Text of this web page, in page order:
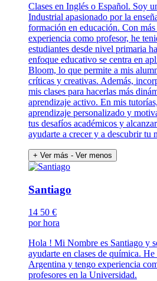
Clases en Inglés o Español. Soy
Industrial apasionado por la
formación en educación. Con más
experiencia como profesor, he
estudiantes desde nivel primaria
enfoque educativo se centra en
Bloom, lo que permite a mis
críticas y creativas. Además,
mis clases para hacerlas más
aprendizaje activo. En mis
aprendizaje personalizado y
tus desafíos académicos y
ayudarte a crecer y a descubrir tu
+ Ver más - Ver menos
Santiago
14 50 €
por hora
Hola ! Mi Nombre es Santiago y
ayudarte en clases de química.
Argentina y tengo experiencia
profesores en la Universidad.